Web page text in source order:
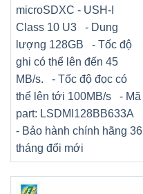
microSDXC - USH-I
Class 10 U3 - Dung
lượng 128GB - Tốc độ
ghi có thể lên đến 45
MB/s. - Tốc độ đọc có
thể lên tới 100MB/s - Mã
part: LSDMI128BB633A
- Bảo hành chính hãng 36
tháng đổi mới